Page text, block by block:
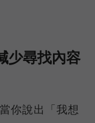
少尋找內容
你說出「我想